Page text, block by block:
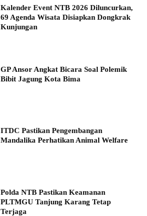
Kalender Event NTB 2026 Diluncurkan,
69 Agenda Wisata Disiapkan Dongkrak
Kunjungan
GP Ansor Angkat Bicara Soal Polemik
Bibit Jagung Kota Bima
ITDC Pastikan Pengembangan
Mandalika Perhatikan Animal Welfare
Polda NTB Pastikan Keamanan
PLTMGU Tanjung Karang Tetap
Terjaga